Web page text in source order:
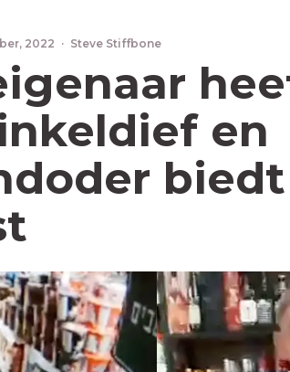
2022 · Steve Stiffbone
en
biedt